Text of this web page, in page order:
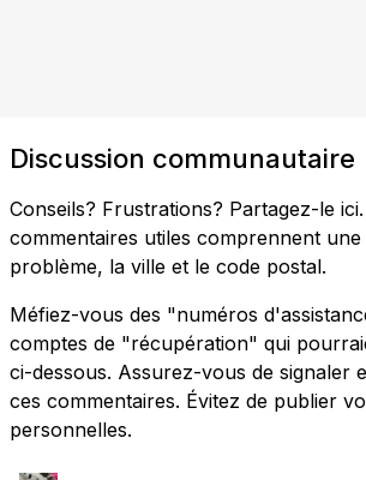
Discussion communautaire
Conseils? Frustrations? Partagez-le ici.
commentaires utiles comprennent
problème, la ville et le code postal.
Méfiez-vous des "numéros
comptes de "récupération" qui
ci-dessous. Assurez-vous de signaler
ces commentaires. Évitez de publier
personnelles.